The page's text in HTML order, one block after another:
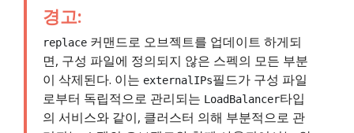
경고:
replace 커맨드로 오브젝트를 업데이트 하게되
면, 구성 파일에 정의되지 않은 스펙의 모든 부분
이 삭제된다. 이는 externalIPs필드가 구성 파일
로부터 독립적으로 관리되는 LoadBalancer타입
의 서비스와 같이, 클러스터 의해 부분적으로 관